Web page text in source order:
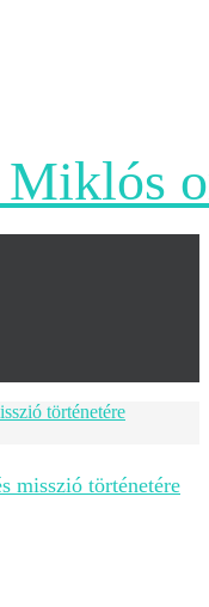
történetére
misszió történetére